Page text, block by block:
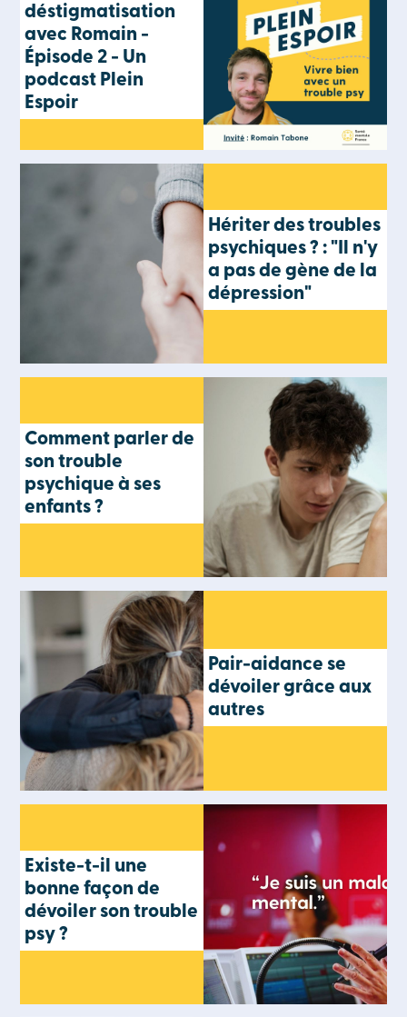
déstigmatisation
avec Romain -
Épisode 2 - Un
podcast Plein
Espoir
Hériter des troubles
psychiques ? : "Il n'y
a pas de gène de la
dépression"
Comment parler de
son trouble
psychique à ses
enfants ?
Pair-aidance se
dévoiler grâce aux
autres
Existe-t-il une
bonne façon de
dévoiler son trouble
psy ?